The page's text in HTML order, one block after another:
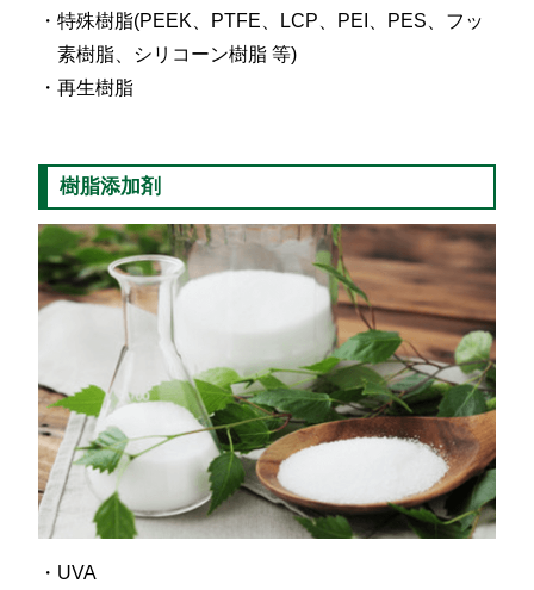
特殊樹脂(PEEK、PTFE、LCP、PEI、PES、フッ
素樹脂、シリコーン樹脂 等)
再生樹脂
樹脂添加剤
UVA